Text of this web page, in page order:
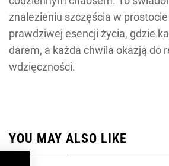
znalezieniu szczęścia w
prawdziwej esencji życia, gdzie
darem, a każda chwila okazją do
wdzięczności.
YOU MAY ALSO LIKE